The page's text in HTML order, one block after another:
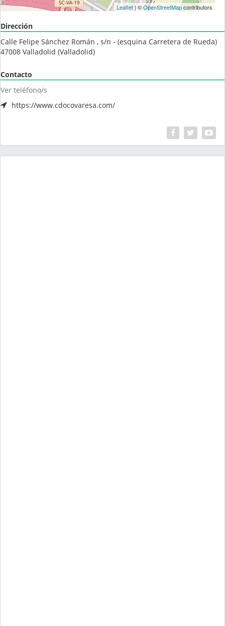
Leaflet| ©OpenStreetMapcontributors
Dirección
Calle Felipe Sánchez Román , s/n - (esquina Carretera de Rueda)
47008 Valladolid (Valladolid)
Contacto
Ver teléfono/s
https://www.cdocovaresa.com/